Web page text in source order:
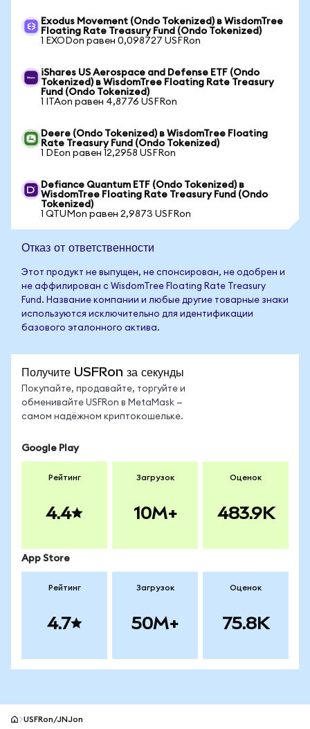
Exodus Movement (Ondo Tokenized) в WisdomTree
Floating Rate Treasury Fund (Ondo Tokenized)
1 EXODon равен 0,098727 USFRon
iShares US Aerospace and Defense ETF (Ondo
Tokenized) в WisdomTree Floating Rate Treasury
Fund (Ondo Tokenized)
1 ITAon равен 4,8776 USFRon
Deere (Ondo Tokenized) в WisdomTree Floating
Rate Treasury Fund (Ondo Tokenized)
1 DEon равен 12,2958 USFRon
Defiance Quantum ETF (Ondo Tokenized) в
WisdomTree Floating Rate Treasury Fund (Ondo
Tokenized)
1 QTUMon равен 2,9873 USFRon
Отказ от ответственности
Этот продукт не выпущен, не спонсирован, не одобрен и
не аффилирован с WisdomTree Floating Rate Treasury
Fund. Название компании и любые другие товарные знаки
используются исключительно для идентификации
базового эталонного актива.
Получите USFRon за секунды
Покупайте, продавайте, торгуйте и
обменивайте USFRon в MetaMask —
самом надёжном криптокошельке.
Google Play
Рейтинг
4.4
Загрузок
10M+
Оценок
483.9K
App Store
Рейтинг
4.7
Загрузок
50M+
Оценок
75.8K
USFRon/JNJon